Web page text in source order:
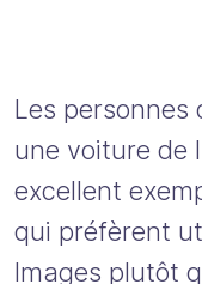
Les
une voiture de
excellent
qui préfèrent
Images plutôt